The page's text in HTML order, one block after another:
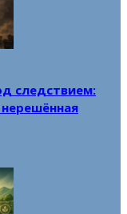
следствием: